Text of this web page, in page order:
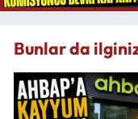
Bunlar da